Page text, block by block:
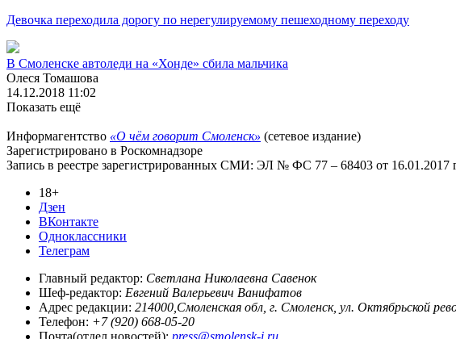
Девочка переходила дорогу по нерегулируемому пешеходному переходу
В Смоленске автоледи на «Хонде» сбила мальчика
Олеся Томашова
14.12.2018 11:02
Показать ещё
Информагентство «О чём говорит Смоленск» (сетевое издание)
Зарегистрировано в Роскомнадзоре
Запись в реестре зарегистрированных СМИ: ЭЛ № ФС 77 – 68403 от 16.01.2017
18+
Дзен
ВКонтакте
Одноклассники
Телеграм
Главный редактор: Светлана Николаевна Савенок
Шеф-редактор: Евгений Валерьевич Ванифатов
Адрес редакции: 214000,Смоленская обл, г. Смоленск, ул. Октябрьской
Телефон: +7 (920) 668-05-20
Почта(отдел новостей): press@smolensk-i.ru